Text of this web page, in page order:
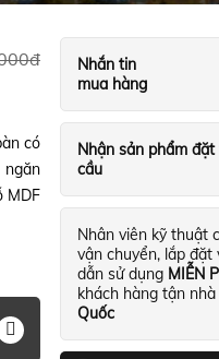
đ
có
MDF
Nhắn tin
mua hàng
Nhận sản phẩm
cầu
Nhân viên kỹ thuật
vận chuyển, lắp đặt
dẫn sử dụng MIỄN
khách hàng tận
Quốc